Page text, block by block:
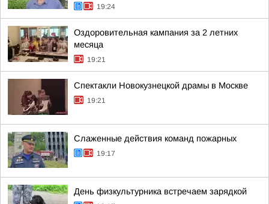
19:24
Оздоровительная кампания за 2 летних
месяца
19:21
Спектакли Новокузнецкой драмы в Москве
19:21
Слаженные действия команд пожарных
19:17
День физкультурника встречаем зарядкой